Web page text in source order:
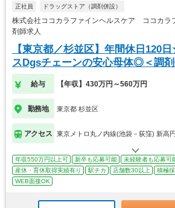
正社員 ドラッグストア（調剤併設）
株式会社ココカラファインヘルスケア ココカラ
剤師求人
【東京都／杉並区】年間休日120
スDgsチェーンの安心母体◎＜調剤
給与 【年収】430万円～560万円
勤務地 東京都 杉並区
アクセス 東京メトロ丸ノ内線(池袋－荻窪) 新高
年収550万円以上可 新卒も応募可能 未経験者も応募可
産休・育休取得実績有り
駅チカ 店舗数30以上 積極
WEB面接OK